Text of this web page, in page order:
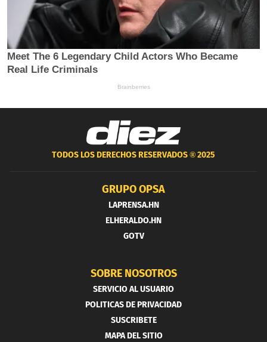
TODOS LOS DERECHOS RESERVADOS ®2025
GRUPO OPSA
LAPRENSA.HN
ELHERALDO.HN
GOTV
SOBRE NOSOTROS
SERVICIO AL USUARIO
POLITICAS DE PRIVACIDAD
SUSCRIBETE
MAPA DEL SITIO